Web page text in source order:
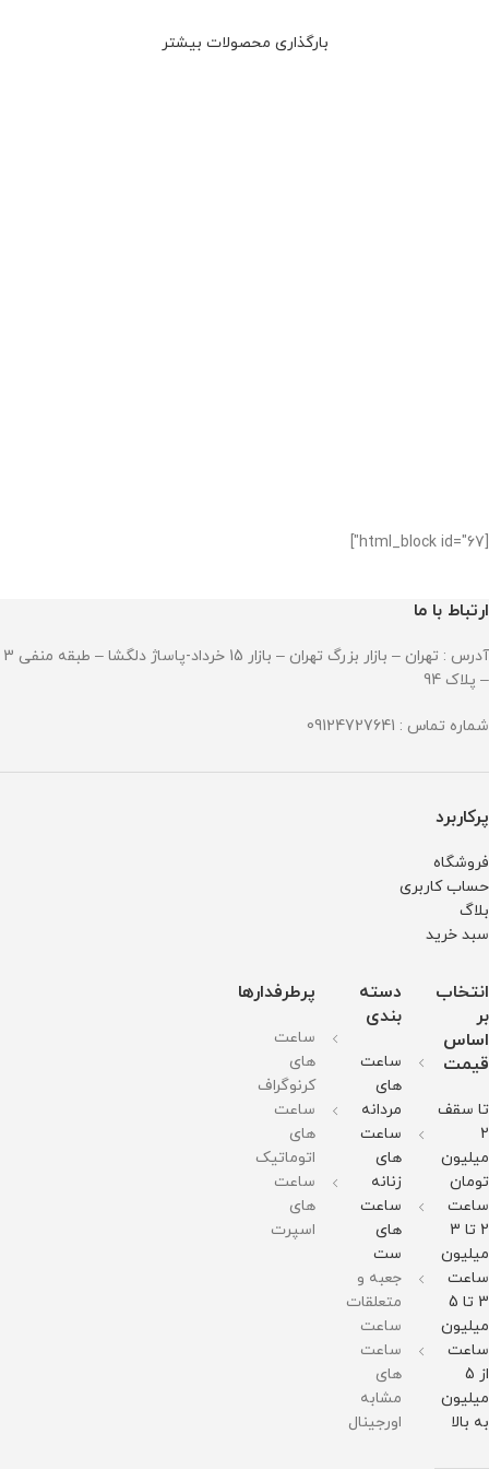
Cartier
بارگذاری محصولات بیشتر
[html_block id="67"]
ارتباط با ما
آدرس : تهران – بازار بزرگ تهران – بازار 15 خرداد-پاساژ دلگشا – طبقه منفی 3
– پلاک 94
شماره تماس : 09124727641
پرکاربرد
فروشگاه
حساب کاربری
بلاگ
سبد خرید
انتخاب
بر
اساس
قیمت
تا سقف
2
میلیون
تومان
ساعت
2 تا 3
میلیون
ساعت
3 تا 5
میلیون
ساعت
از 5
میلیون
به بالا
دسته
بندی
ساعت
های
مردانه
ساعت
های
زنانه
ساعت
های
ست
جعبه و
متعلقات
ساعت
ساعت
های
مشابه
اورجینال
پرطرفدارها
ساعت
های
کرنوگراف
ساعت
های
اتوماتیک
ساعت
های
اسپرت